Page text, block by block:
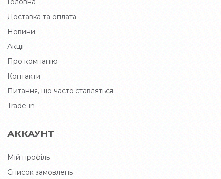
Головна
Доставка та оплата
Новини
Акції
Про компанію
Контакти
Питання, що часто ставляться
Trade-in
АККАУНТ
Мій профіль
Список замовлень